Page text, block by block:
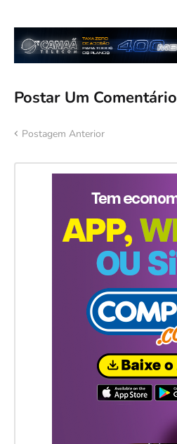
Postar Um Comentário
Postagem Anterior